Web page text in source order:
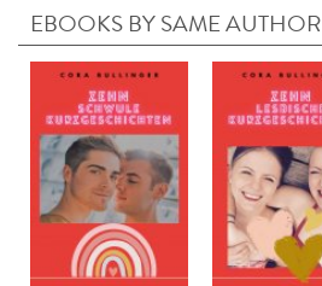
EBOOKS BY SAME AUTHOR